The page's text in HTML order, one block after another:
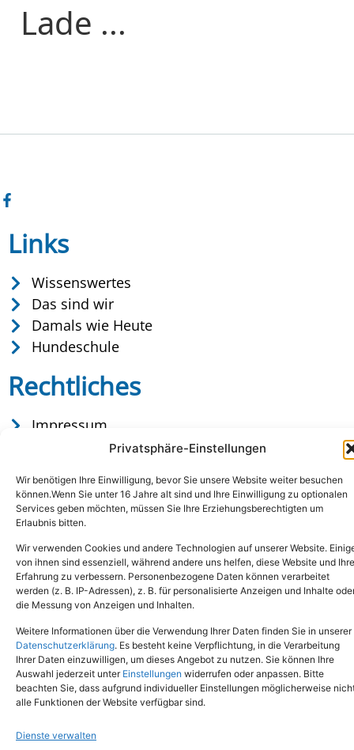
Privatsphäre-Einstellungen
Wir benötigen Ihre Einwilligung, bevor Sie unsere Website weiter besuchen
können.Wenn Sie unter 16 Jahre alt sind und Ihre Einwilligung zu optionalen
Services geben möchten, müssen Sie Ihre Erziehungsberechtigten um
Erlaubnis bitten.
Wir verwenden Cookies und andere Technologien auf unserer Website.
von ihnen sind essenziell, während andere uns helfen, diese Website und Ihre
Erfahrung zu verbessern. Personenbezogene Daten können verarbeitet
werden (z. B. IP-Adressen), z. B. für personalisierte Anzeigen und Inhalte
die Messung von Anzeigen und Inhalten.
Weitere Informationen über die Verwendung Ihrer Daten finden Sie in unserer
Datenschutzerklärung. Es besteht keine Verpflichtung, in die Verarbeitung
Ihrer Daten einzuwilligen, um dieses Angebot zu nutzen. Sie können Ihre
Auswahl jederzeit unter Einstellungen widerrufen oder anpassen. Bitte
beachten Sie, dass aufgrund individueller Einstellungen möglicherweise
alle Funktionen der Website verfügbar sind.
Dienste verwalten
Lade ...
Links
Wissenswertes
Das sind wir
Damals wie Heute
Hundeschule
Rechtliches
Impressum
Datenschutz
Copyright © 2024. Alle Rechte vorbehalten.
Tel.: (02651) - 77438info@tierheim-mayen.de
In der Pluns 1, 56727 Mayen